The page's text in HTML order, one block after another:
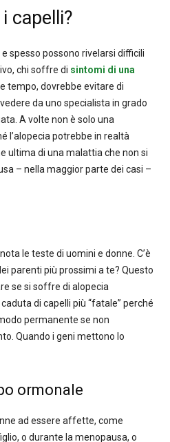
capelli?
spesso possono rivelarsi difficili
chi soffre di sintomi di una
tempo, dovrebbe evitare di
da uno specialista in grado
A volte non è solo una
l’alopecia potrebbe in realtà
ultima di una malattia che non si
– nella maggior parte dei casi –
le teste di uomini e donne. C’è
parenti più prossimi a te? Questo
se si soffre di alopecia
di capelli più “fatale” perché
permanente se non
Quando i geni mettono lo
ormonale
ad essere affette, come
o durante la menopausa, o